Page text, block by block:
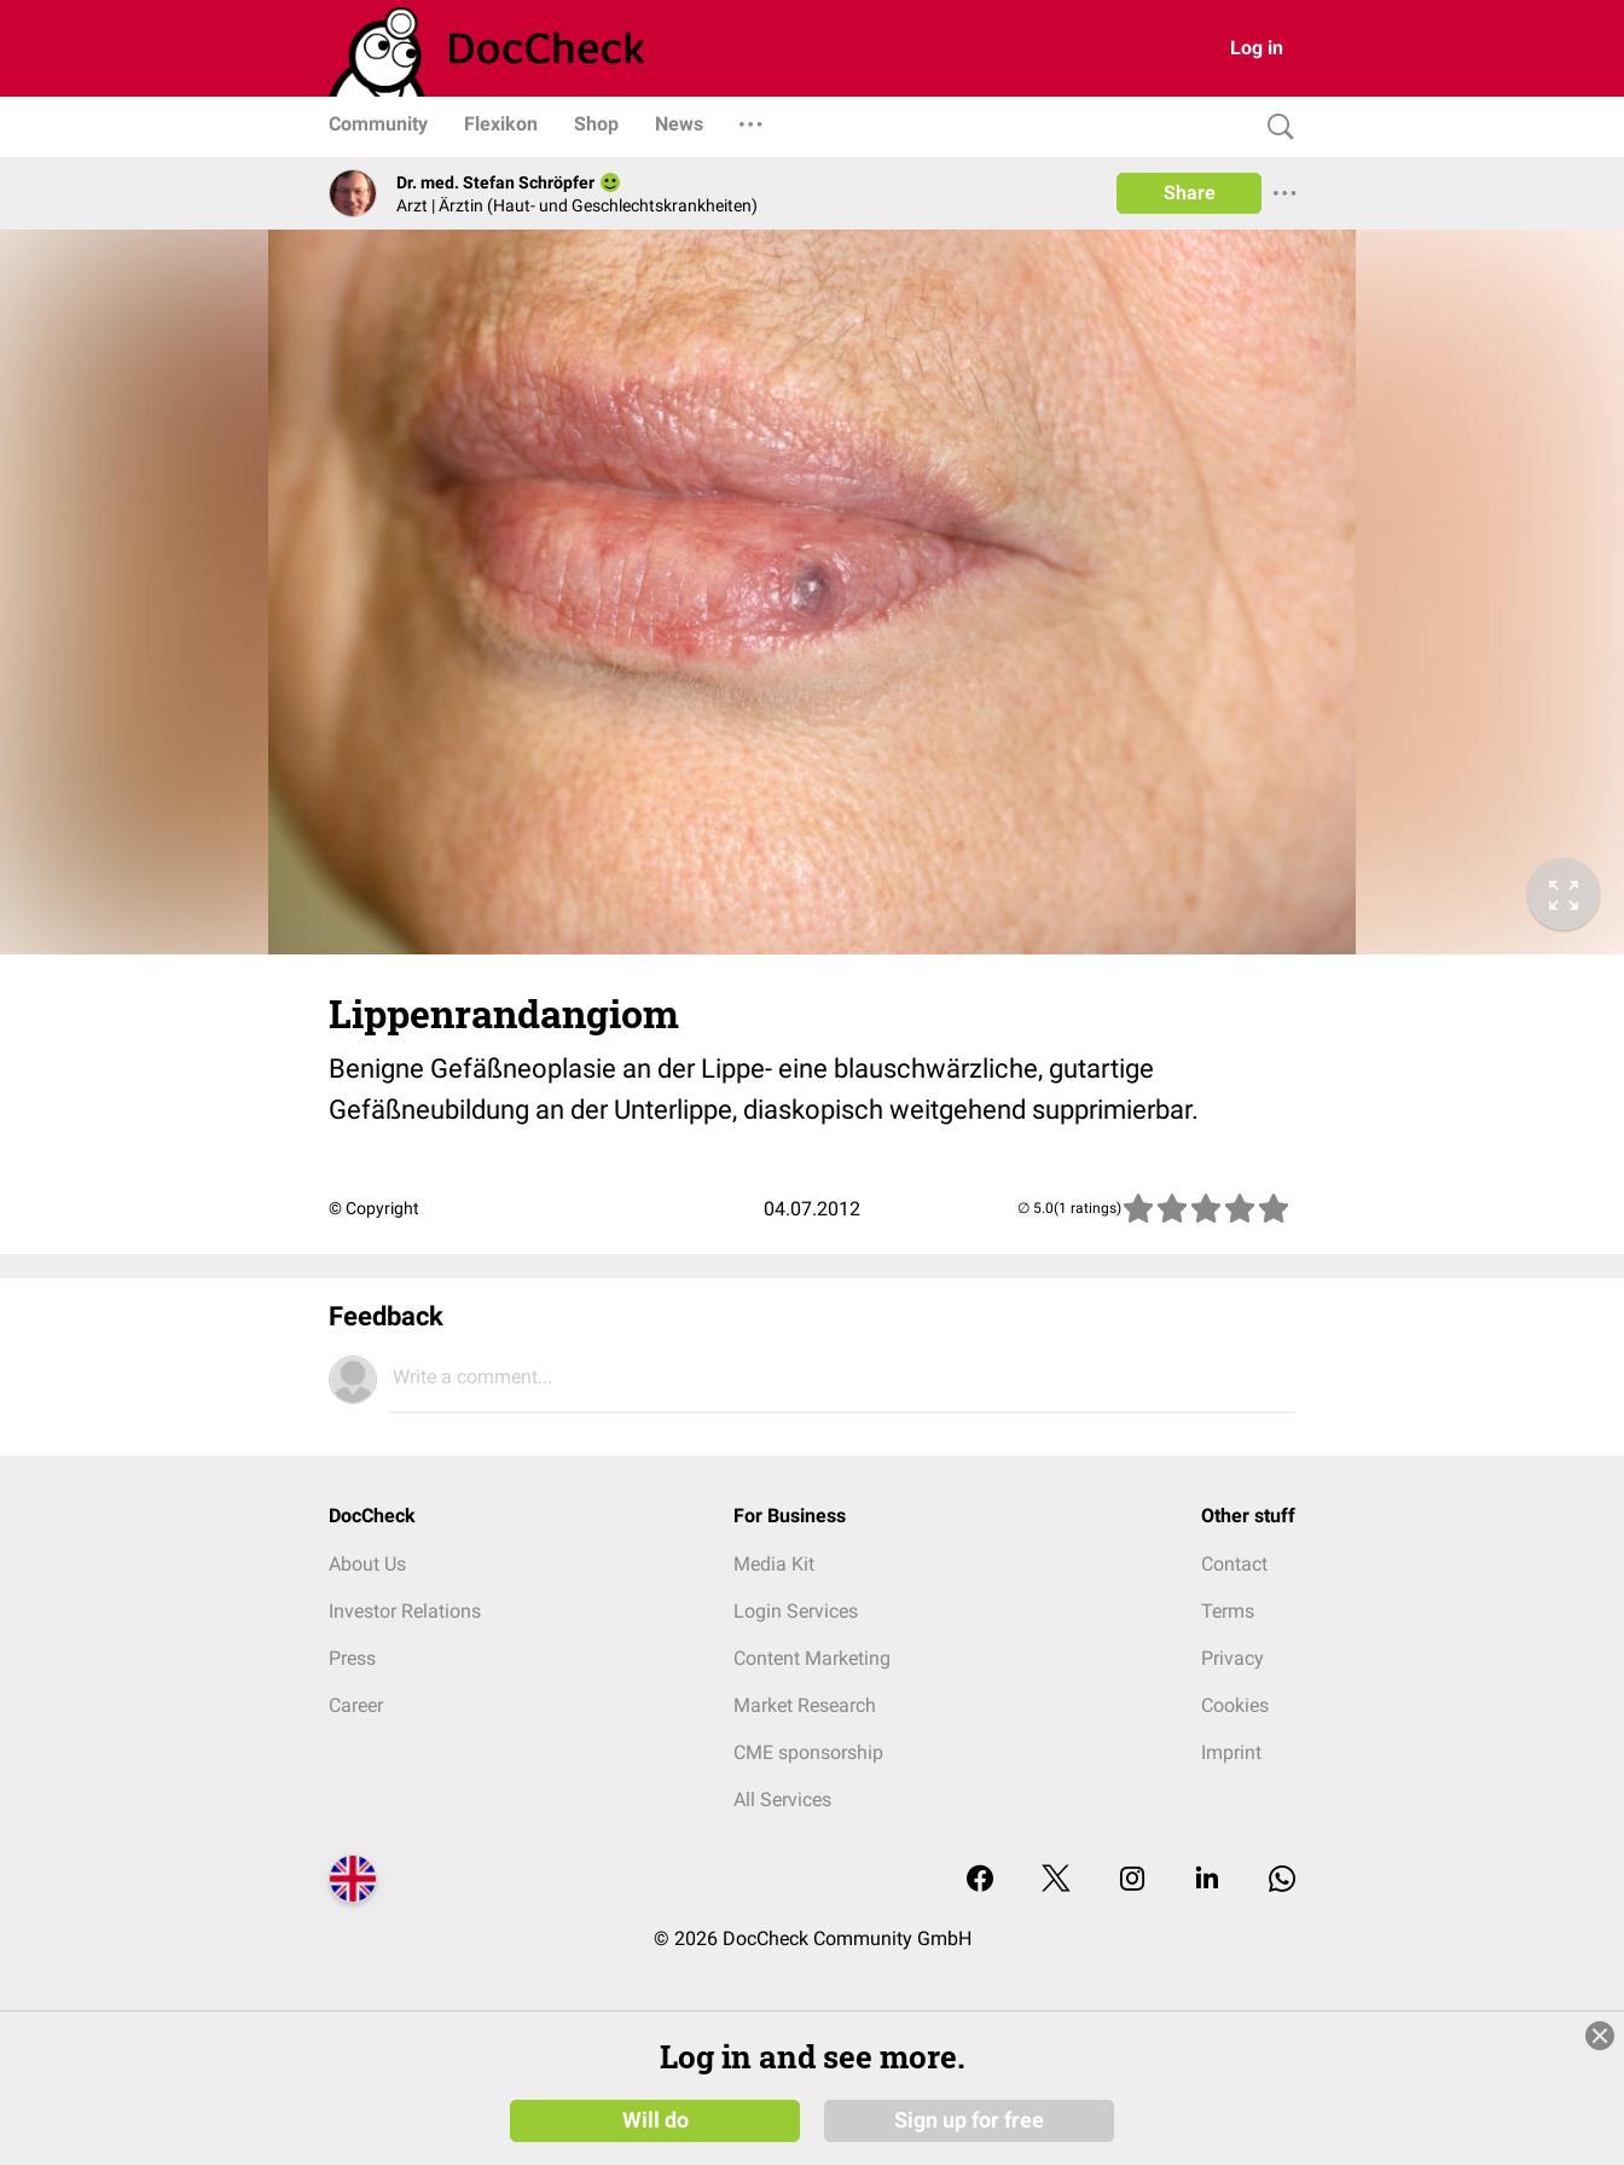
Log in
Community Flexikon Shop News
Dr. med. Stefan Schröpfer
Arzt | Ärztin (Haut- und Geschlechtskrankheiten)
Share
Lippenrandangiom
Benigne Gefäßneoplasie an der Lippe- eine blauschwärzliche, gutartige
Gefäßneubildung an der Unterlippe, diaskopisch weitgehend supprimierbar.
© Copyright 04.07.2012 (1 ratings)
Feedback
Write a comment...
DocCheck
About Us
Investor Relations
Press
Career
For Business
Media Kit
Login Services
Content Marketing
Market Research
CME sponsorship
All Services
Other stuff
Contact
Terms
Privacy
Cookies
Imprint
© 2026 DocCheck Community GmbH
Log in and see more.
Will do Sign up for free